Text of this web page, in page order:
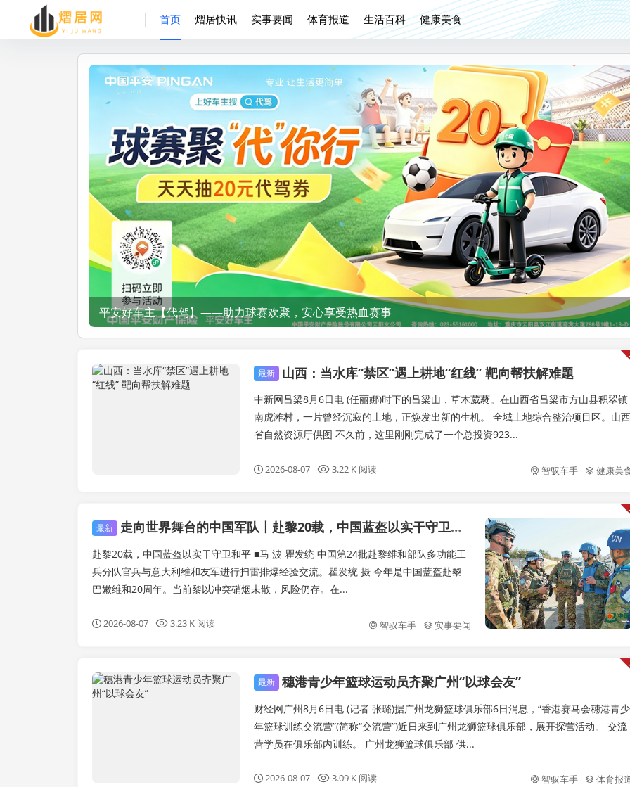
首页 熠居快讯 实事要闻 体育报道 生活百科 健康美食
平安好车主【代驾】——助力球赛欢聚，安心享受热血赛事
健康美食
最新 山西：当水库“禁区”遇上耕地“红线” 靶向帮扶解难题
中新网吕梁8月6日电 (任丽娜)时下的吕梁山，草木葳蕤。在山西省吕梁市方山县积翠镇
南虎滩村，一片曾经沉寂的土地，正焕发出新的生机。 全域土地综合整治项目区。山西
省自然资源厅供图 不久前，这里刚刚完成了一个总投资923...
2026-08-07 3.22 K 阅读 智驭车手 健康美
最新 走向世界舞台的中国军队丨赴黎20载，中国蓝盔以实干守卫和平
赴黎20载，中国蓝盔以实干守卫和平 ■马 波 瞿发统 中国第24批赴黎维和部队多功能工
兵分队官兵与意大利维和友军进行扫雷排爆经验交流。瞿发统 摄 今年是中国蓝盔赴黎
巴嫩维和20周年。当前黎以冲突硝烟未散，风险仍存。在...
2026-08-07 3.23 K 阅读 智驭车手 实事要闻
体育报道
最新 穗港青少年篮球运动员齐聚广州“以球会友”
财经网广州8月6日电 (记者 张璐)据广州龙狮篮球俱乐部6日消息，“香港赛马会穗港青少
年篮球训练交流营”(简称“交流营”)近日来到广州龙狮篮球俱乐部，展开探营活动。 交流
营学员在俱乐部内训练。 广州龙狮篮球俱乐部 供...
2026-08-07 3.09 K 阅读 智驭车手 体育报